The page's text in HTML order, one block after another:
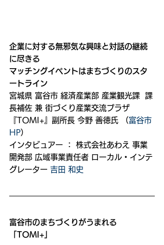
企業に対する無邪気な興味と対話の継続
に尽きる
マッチングイベントはまちづくりのスタ
ートライン
宮城県 富谷市 経済産業部 産業観光課  課
長補佐 兼 街づくり産業交流プラザ
『TOMI+』副所長 今野 善徳氏 （ 富谷市
HP）
インタビュアー ： 株式会社あわえ 事業
開発部 広域事業責任者 ローカル・インテ
グレーター 吉田 和史
富谷市のまちづくりがうまれる
「TOMI+」